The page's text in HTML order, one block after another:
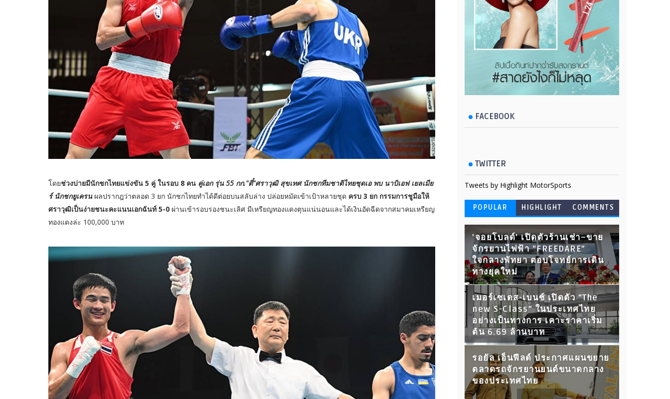
โดยช่วงบ่ายมีนักชกไทยแข่งขัน 5 คู่ ในรอบ 8 คน คู่เอก รุ่น 55 กก."ตี๋"ศราวุฒิ สุขเทศ นักชกทีมชาติไทยชุดเอ พบ นาบิเอฟ เยลเมีย
ร์ นักชกยูเครน ผลปรากฎว่าตลอด 3 ยก นักชกไทยทำได้ดีต่อยบนสลับล่าง ปล่อยหมัดเข้าเป้าหลายชุด ครบ 3 ยก กรรมการชูมือให้
ศราวุฒิเป็นง่ายชนะคะแนนเอกฉันท์ 5-0 ผ่านเข้ารอบรองชนะเลิศ มีเหรียญทองแดงตุนแน่นอนและได้เงินอัดฉีดจากสมาคมเหรียญ
ทองแดงล่ะ 100,000 บาท
FACEBOOK
TWITTER
Tweets by Highlight MotorSports
POPULAR HIGHLIGHT COMMENTS
'จอยโบลด์' เปิดตัวร้านเช่า–ขาย
จักรยานไฟฟ้า “FREEDARE”
ใจกลางพัทยา ตอบโจทย์การเดิน
ทางยุคใหม่
เมอร์เซเดส-เบนซ์ เปิดตัว “The
new S-Class” ในประเทศไทย
อย่างเป็นทางการ เคาะราคาเริ่ม
ต้น 6.69 ล้านบาท
รอยัล เอ็นฟีลด์ ประกาศแผนขยาย
ตลาดรถจักรยานยนต์ขนาดกลาง
ของประเทศไทย